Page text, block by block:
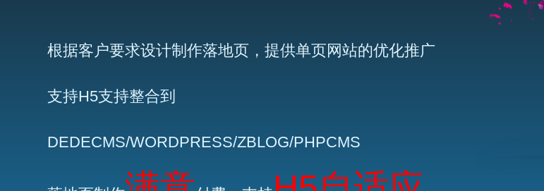
根据客户要求设计制作落地页，提供单页网站的优化推广
支持H5支持整合到
DEDECMS/WORDPRESS/ZBLOG/PHPCMS